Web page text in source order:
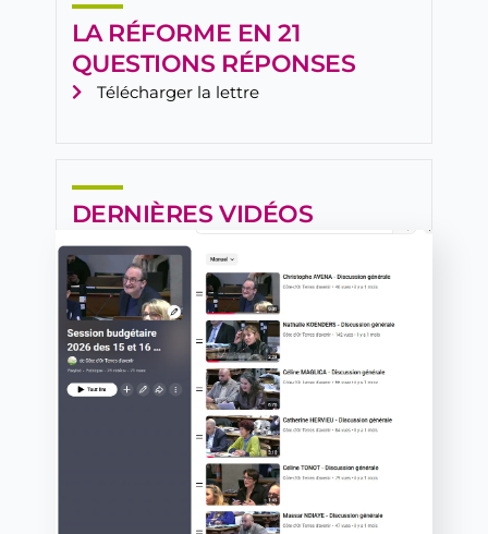
LA RÉFORME EN 21
QUESTIONS RÉPONSES
Télécharger la lettre
DERNIÈRES VIDÉOS